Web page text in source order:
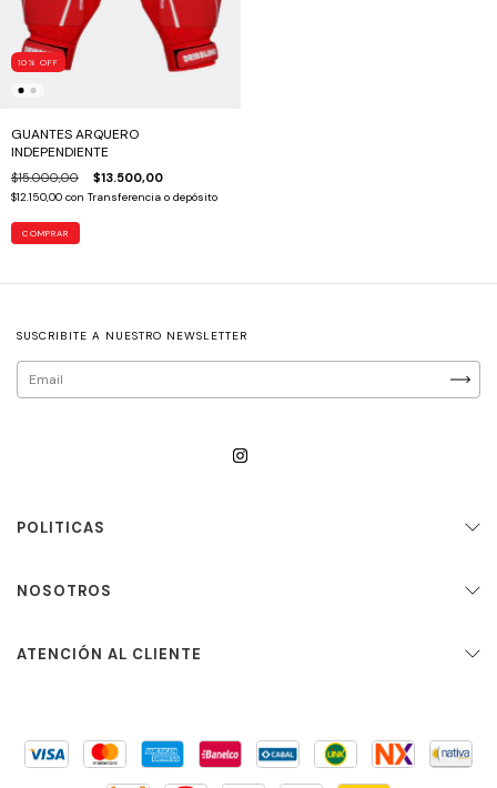
10 % OFF
GUANTES ARQUERO
INDEPENDIENTE
$15.000,00 $13.500,00
$12.150,00 con Transferencia o depósito
COMPRAR
SUSCRIBITE A NUESTRO NEWSLETTER
POLITICAS
NOSOTROS
ATENCIÓN AL CLIENTE